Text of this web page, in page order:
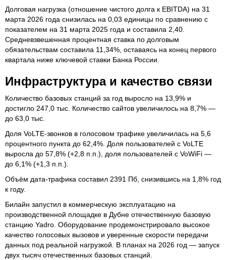
Долговая нагрузка (отношение чистого долга к EBITDA) на 31
марта 2026 года снизилась на 0,03 единицы по сравнению с
показателем на 31 марта 2025 года и составила 2,40.
Средневзвешенная процентная ставка по долговым
обязательствам составила 11,34%, оставаясь на конец первого
квартала ниже ключевой ставки Банка России.
Инфраструктура и качество связи
Количество базовых станций за год выросло на 13,9% и
достигло 247,0 тыс. Количество сайтов увеличилось на 8,7% —
до 63,0 тыс.
Доля VoLTE-звонков в голосовом трафике увеличилась на 5,6
процентного пункта до 62,4%. Доля пользователей с VoLTE
выросла до 57,8% (+2,8 п.п.), доля пользователей с VoWiFi —
до 6,1% (+1,3 п.п.).
Объём дата-трафика составил 2391 Пб, снизившись на 1,8% год
к году.
Билайн запустил в коммерческую эксплуатацию на
производственной площадке в Дубне отечественную базовую
станцию Yadro. Оборудование продемонстрировало высокое
качество голосовых вызовов и уверенные скорости передачи
данных под реальной нагрузкой. В планах на 2026 год — запуск
двух тысяч отечественных базовых станций.